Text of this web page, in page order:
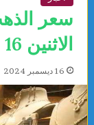
سعر
الاثنين 16 ديسمبر 2024
16 ديسمبر 2024